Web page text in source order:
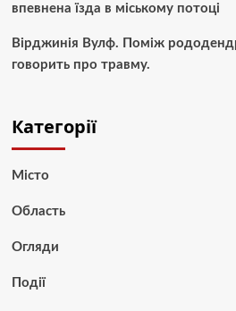
впевнена їзда в міському потоці
Вірджинія Вулф. Поміж
говорить про травму.
Категорії
Місто
Область
Огляди
Події